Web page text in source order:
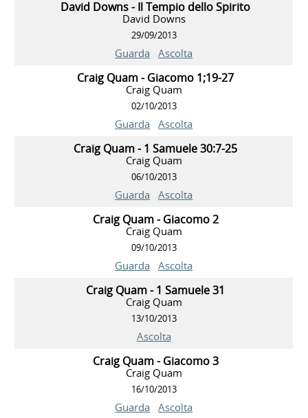
David Downs - Il Tempio dello Spirito
David Downs
29/09/2013
Guarda Ascolta
Craig Quam - Giacomo 1;19-27
Craig Quam
02/10/2013
Guarda Ascolta
Craig Quam - 1 Samuele 30:7-25
Craig Quam
06/10/2013
Guarda Ascolta
Craig Quam - Giacomo 2
Craig Quam
09/10/2013
Guarda Ascolta
Craig Quam - 1 Samuele 31
Craig Quam
13/10/2013
Ascolta
Craig Quam - Giacomo 3
Craig Quam
16/10/2013
Guarda Ascolta